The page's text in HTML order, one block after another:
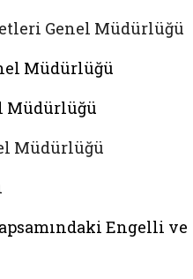
Genel Müdürlüğü
Müdürlüğü
Müdürlüğü
Müdürlüğü
Engelli ve